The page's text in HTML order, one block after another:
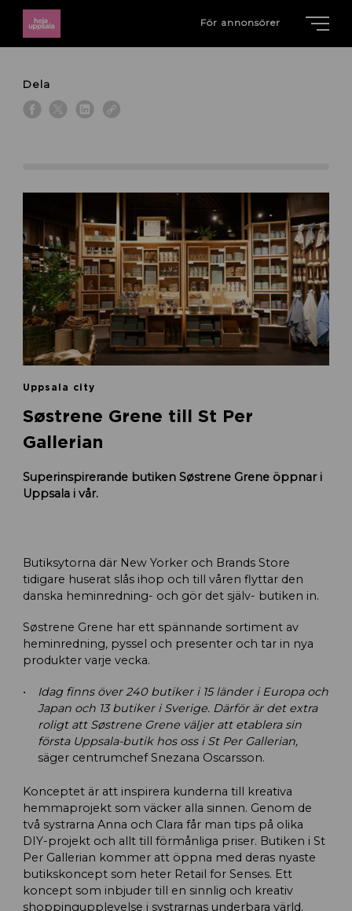
För annonsörer
Dela
Uppsala city
Søstrene Grene till St Per
Gallerian
Superinspirerande butiken Søstrene Grene öppnar i
Uppsala i vår.
Butiksytorna där New Yorker och Brands Store
tidigare huserat slås ihop och till våren flyttar den
danska heminredning- och gör det själv- butiken in.
Søstrene Grene har ett spännande sortiment av
heminredning, pyssel och presenter och tar in nya
produkter varje vecka.
Idag finns över 240 butiker i 15 länder i Europa och
Japan och 13 butiker i Sverige. Därför är det extra
roligt att Søstrene Grene väljer att etablera sin
första Uppsala-butik hos oss i St Per Gallerian,
säger centrumchef Snezana Oscarsson.
Konceptet är att inspirera kunderna till kreativa
hemmaprojekt som väcker alla sinnen. Genom de
två systrarna Anna och Clara får man tips på olika
DIY-projekt och allt till förmånliga priser. Butiken i St
Per Gallerian kommer att öppna med deras nyaste
butikskoncept som heter Retail for Senses. Ett
koncept som inbjuder till en sinnlig och kreativ
shoppingupplevelse i systrarnas underbara värld.